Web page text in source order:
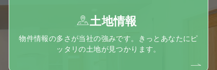
土地情報
物件情報の多さが当社の強みです。きっとあなたにピ
ッタリの土地が見つかります。